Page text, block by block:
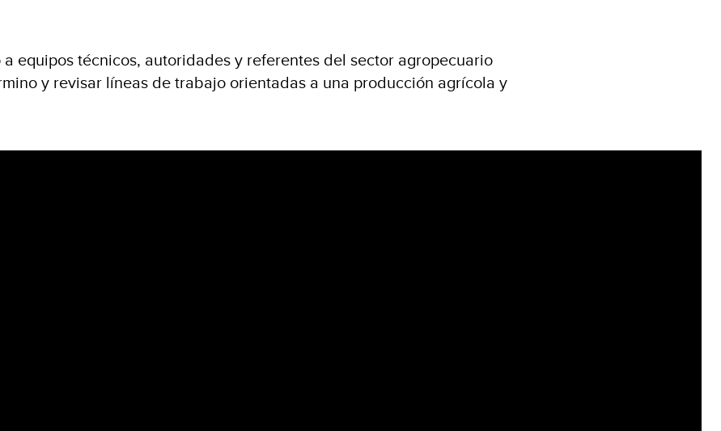
equipos técnicos, autoridades y referentes del sector agropecuario
y revisar líneas de trabajo orientadas a una producción agrícola y